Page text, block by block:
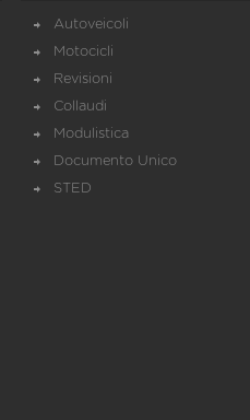
Autoveicoli
Motocicli
Revisioni
Collaudi
Modulistica
Documento Unico
STED